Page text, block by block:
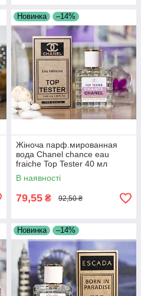
Новинка –14%
Жіноча парф.мированная
вода Chanel chance eau
fraiche Top Tester 40 мл
В наявності
79,55 ₴ 92,50 ₴
Новинка –14%